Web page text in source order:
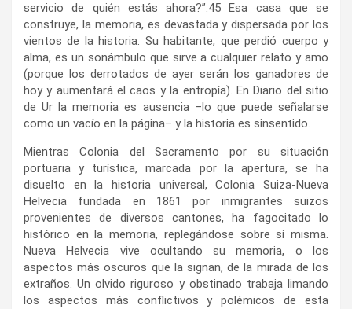
servicio de quién estás ahora?”.45 Esa casa que se
construye, la memoria, es devastada y dispersada por los
vientos de la historia. Su habitante, que perdió cuerpo y
alma, es un sonámbulo que sirve a cualquier relato y amo
(porque los derrotados de ayer serán los ganadores de
hoy y aumentará el caos y la entropía). En Diario del sitio
de Ur la memoria es ausencia –lo que puede señalarse
como un vacío en la página– y la historia es sinsentido.
Mientras Colonia del Sacramento por su situación
portuaria y turística, marcada por la apertura, se ha
disuelto en la historia universal, Colonia Suiza-Nueva
Helvecia fundada en 1861 por inmigrantes suizos
provenientes de diversos cantones, ha fagocitado lo
histórico en la memoria, replegándose sobre sí misma.
Nueva Helvecia vive ocultando su memoria, o los
aspectos más oscuros que la signan, de la mirada de los
extraños. Un olvido riguroso y obstinado trabaja limando
los aspectos más conflictivos y polémicos de esta